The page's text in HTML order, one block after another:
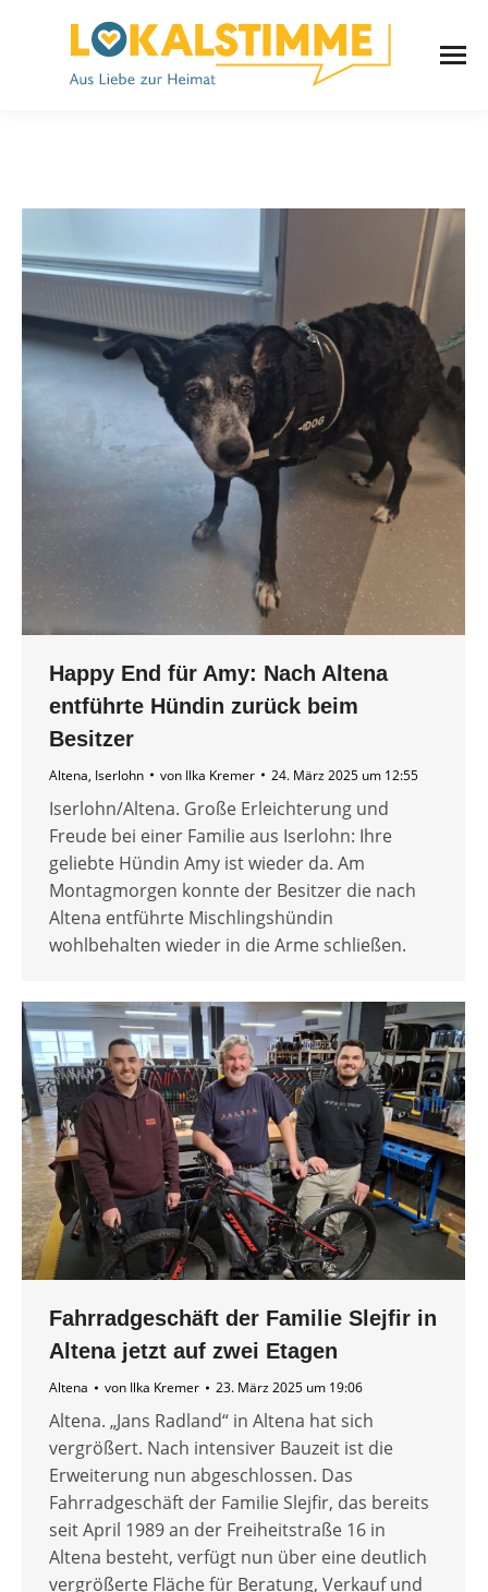
Happy End für Amy: Nach Altena
entführte Hündin zurück beim
Besitzer
Altena, Iserlohn von Ilka Kremer 24. März 2025 um 12:55
Iserlohn/Altena. Große Erleichterung und
Freude bei einer Familie aus Iserlohn: Ihre
geliebte Hündin Amy ist wieder da. Am
Montagmorgen konnte der Besitzer die nach
Altena entführte Mischlingshündin
wohlbehalten wieder in die Arme schließen.
Fahrradgeschäft der Familie Slejfir in
Altena jetzt auf zwei Etagen
Altena von Ilka Kremer 23. März 2025 um 19:06
Altena. „Jans Radland“ in Altena hat sich
vergrößert. Nach intensiver Bauzeit ist die
Erweiterung nun abgeschlossen. Das
Fahrradgeschäft der Familie Slejfir, das bereits
seit April 1989 an der Freiheitstraße 16 in
Altena besteht, verfügt nun über eine deutlich
vergrößerte Fläche für Beratung, Verkauf und